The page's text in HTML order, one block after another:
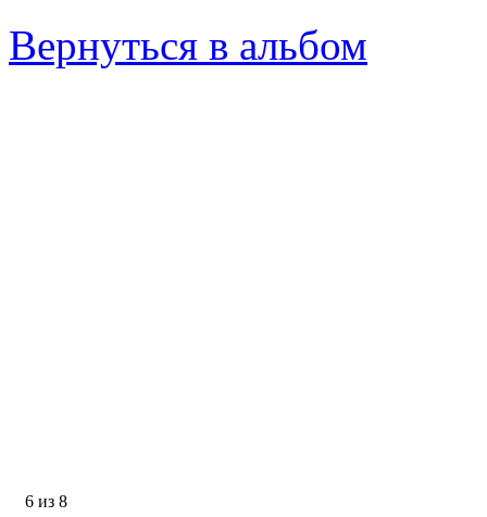
Вернуться в альбом
6 из 8